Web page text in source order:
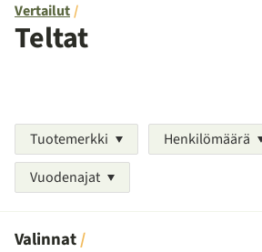
Vertailut
Teltat
Tuotemerkki
Henkilömäärä
Vuodenajat
Valinnat